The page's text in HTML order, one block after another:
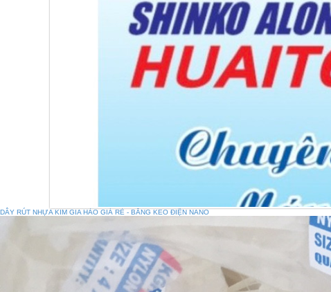
DÂY RÚT NHỰA KIM GIA HÀO GIÁ RẺ - BĂNG KEO ĐIỆN NANO